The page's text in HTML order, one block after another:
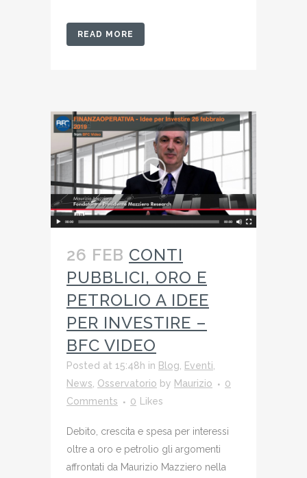
READ MORE
26 FEB CONTI
PUBBLICI, ORO E
PETROLIO A IDEE
PER INVESTIRE –
BFC VIDEO
Posted at 15:48h in Blog Eventi
News Osservatorio by Maurizio
0
Comments
0 Likes
Debito, crescita e spesa per interessi
oltre a oro e petrolio gli argomenti
affrontati da Maurizio Mazziero nella